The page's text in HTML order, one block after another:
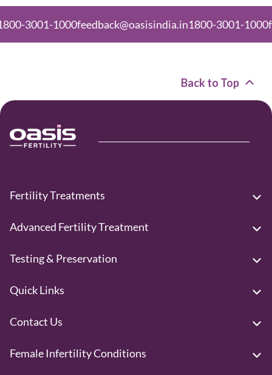
1000feedback@oasisindia.in1800-3001-1000
Back to Top
Fertility Treatments
Advanced Fertility Treatment
Testing & Preservation
Quick Links
Contact Us
Female Infertility Conditions